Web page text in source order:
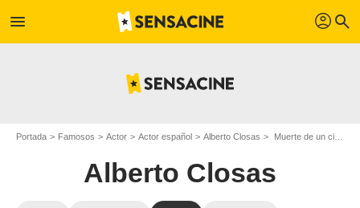
menu profil search
Portada Famosos Actor Actor español Alberto Closas Muerte de un ciclista : Foto Alberto Closas
Alberto Closas